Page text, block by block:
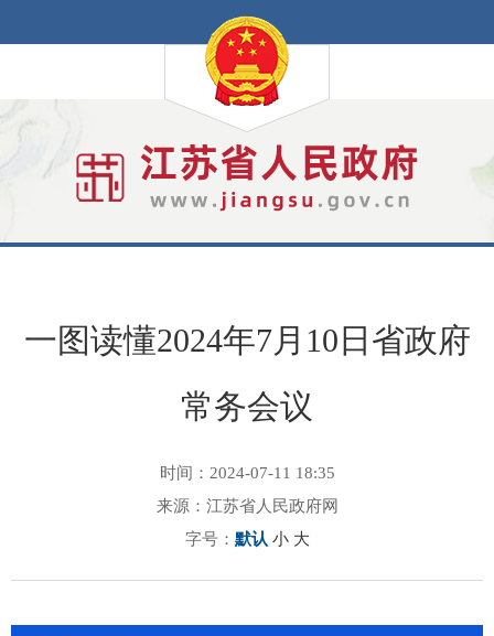
一图读懂2024年7月10日省政府
常务会议
时间：2024-07-11 18:35
来源：江苏省人民政府网
字号： 默认 小 大